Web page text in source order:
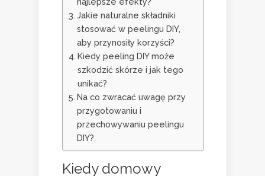
Jakie naturalne składniki
stosować w peelingu DIY,
aby przynosiły korzyści?
Kiedy peeling DIY może
szkodzić skórze i jak tego
unikać?
Na co zwracać uwagę przy
przygotowaniu i
przechowywaniu peelingu
DIY?
Kiedy domowy